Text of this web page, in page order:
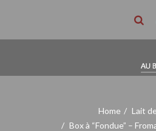
Home
Lait
Box à “Fondue” –